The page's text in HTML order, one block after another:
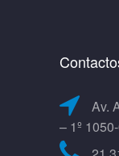
Av.
– 1º